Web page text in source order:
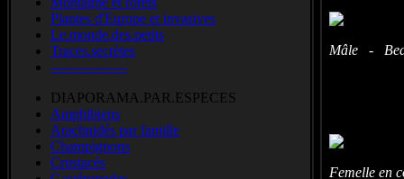
Plantes d'Europe et invasives
Le.monde.des.petits
Traces.secrètes
-----------------
DIAPORAMA.PAR.ESPECES
Amphibiens
Arachnidés par famille
Champignons
Crustacés
Mâle -
Femelle en